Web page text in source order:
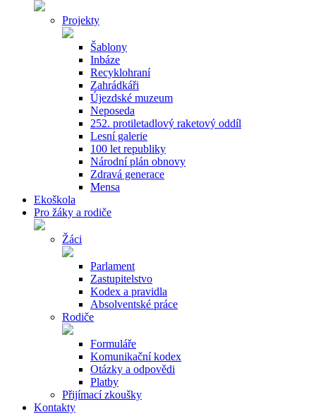
Projekty
Šablony
Inbáze
Recyklohraní
Zahrádkáři
Újezdské muzeum
Neposeda
252. protiletadlový raketový oddíl
Lesní galerie
100 let republiky
Národní plán obnovy
Zdravá generace
Mensa
Ekoškola
Pro žáky a rodiče
Žáci
Parlament
Zastupitelstvo
Kodex a pravidla
Absolventské práce
Rodiče
Formuláře
Komunikační kodex
Otázky a odpovědi
Platby
Přijímací zkoušky
Kontakty